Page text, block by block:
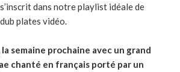
s’inscrit dans notre playlist idéale de
plates vidéo.
semaine prochaine avec un grand
chanté en français porté par un